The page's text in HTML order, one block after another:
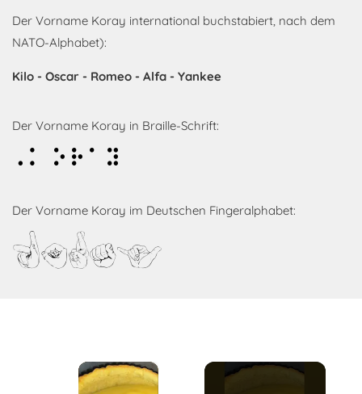
Der Vorname Koray international buchstabiert, nach dem
NATO-Alphabet):
Kilo - Oscar - Romeo - Alfa - Yankee
Der Vorname Koray in Braille-Schrift:
Koray
Der Vorname Koray im Deutschen Fingeralphabet:
Koray
×